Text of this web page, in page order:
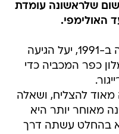
שלראשונה עומדת
האולימפי.
"כשאירחנו את אליפות אירופה ב-1991, יעל הגיעה
כפר המכביה כדי
מאוד להצליח, ושאלה
מאוחר יותר היא
בהחלט עשתה דרך